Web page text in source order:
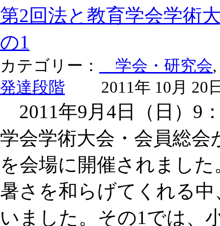
第2回法と教育学会学
の1
カテゴリー： 学会・研究会,
発達段階 2011年 10月 20
2011年9月4日（日）9
学会学術大会・会員総
を会場に開催されまし
暑さを和らげてくれる
いました。その1では、